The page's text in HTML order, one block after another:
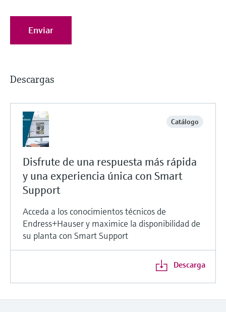
Enviar
Descargas
Catálogo
Disfrute de una respuesta más rápida
y una experiencia única con Smart
Support
Acceda a los conocimientos técnicos de
Endress+Hauser y maximice la disponibilidad de
su planta con Smart Support
Descarga